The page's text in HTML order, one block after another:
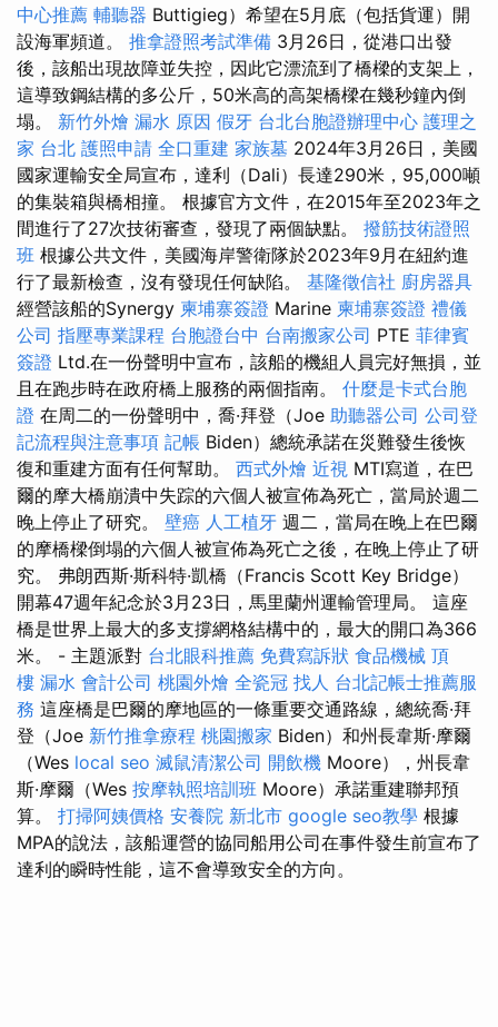
中心推薦 輔聽器 Buttigieg）希望在5月底（包括貨運）開
設海軍頻道。 推拿證照考試準備 3月26日，從港口出發
後，該船出現故障並失控，因此它漂流到了橋樑的支架上，
這導致鋼結構的多公斤，50米高的高架橋樑在幾秒鐘內倒
塌。 新竹外燴 漏水 原因 假牙 台北台胞證辦理中心 護理之
家 台北 護照申請 全口重建 家族墓 2024年3月26日，美國
國家運輸安全局宣布，達利（Dali）長達290米，95,000噸
的集裝箱與橋相撞。 根據官方文件，在2015年至2023年之
間進行了27次技術審查，發現了兩個缺點。 撥筋技術證照
班 根據公共文件，美國海岸警衛隊於2023年9月在紐約進
行了最新檢查，沒有發現任何缺陷。 基隆徵信社 廚房器具
經營該船的Synergy 柬埔寨簽證 Marine 柬埔寨簽證 禮儀
公司 指壓專業課程 台胞證台中 台南搬家公司 PTE 菲律賓
簽證 Ltd.在一份聲明中宣布，該船的機組人員完好無損，並
且在跑步時在政府橋上服務的兩個指南。 什麼是卡式台胞
證 在周二的一份聲明中，喬·拜登（Joe 助聽器公司 公司登
記流程與注意事項 記帳 Biden）總統承諾在災難發生後恢
復和重建方面有任何幫助。 西式外燴 近視 MTI寫道，在巴
爾的摩大橋崩潰中失踪的六個人被宣佈為死亡，當局於週二
晚上停止了研究。 壁癌 人工植牙 週二，當局在晚上在巴爾
的摩橋樑倒塌的六個人被宣佈為死亡之後，在晚上停止了研
究。 弗朗西斯·斯科特·凱橋（Francis Scott Key Bridge）
開幕47週年紀念於3月23日，馬里蘭州運輸管理局。 這座
橋是世界上最大的多支撐網格結構中的，最大的開口為366
米。 - 主題派對 台北眼科推薦 免費寫訴狀 食品機械 頂
樓 漏水 會計公司 桃園外燴 全瓷冠 找人 台北記帳士推薦服
務 這座橋是巴爾的摩地區的一條重要交通路線，總統喬·拜
登（Joe 新竹推拿療程 桃園搬家 Biden）和州長韋斯·摩爾
（Wes local seo 滅鼠清潔公司 開飲機 Moore），州長韋
斯·摩爾（Wes 按摩執照培訓班 Moore）承諾重建聯邦預
算。 打掃阿姨價格 安養院 新北市 google seo教學 根據
MPA的說法，該船運營的協同船用公司在事件發生前宣布了
達利的瞬時性能，這不會導致安全的方向。